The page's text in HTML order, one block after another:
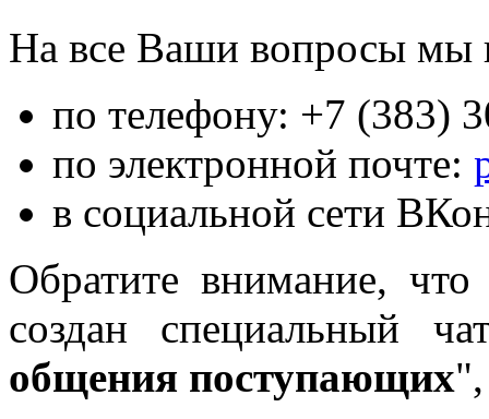
На все Ваши вопросы мы
по телефону: +7 (383)
по электронной почте:
в социальной сети
Обратите внимание,
создан специальный
общения поступающих